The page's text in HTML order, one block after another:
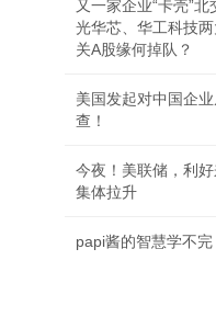
又一家企业“卡壳”
光华芯、华工科技
关A股缘何掉队？
美国发起对中国企
查！
今夜！美联储，利
集体拉升
papi酱的智慧学不完